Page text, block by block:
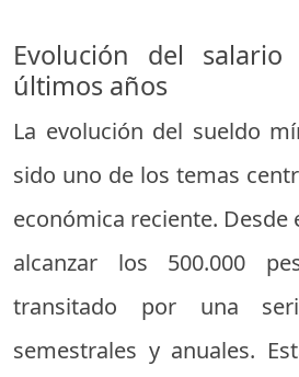
Evolución del
últimos años
La evolución del sueldo
sido uno de los temas
económica reciente.
alcanzar los 500.000
transitado por una
semestrales y anuales.